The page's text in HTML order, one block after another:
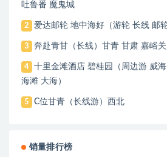
吐鲁番 魔鬼城
2 爱达邮轮 地中海好（游轮 长线 邮轮
3 奔赴青甘（长线）甘青 甘肃 嘉峪
4
十里金滩酒店 碧桂园（周边游 威
海滩 大海）
5 C位甘青（长线游）西北
销量排行榜